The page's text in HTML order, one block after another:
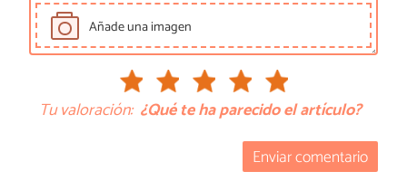
Añade una imagen
Tu valoración: ¿Qué te ha parecido el artículo?
Enviar comentario